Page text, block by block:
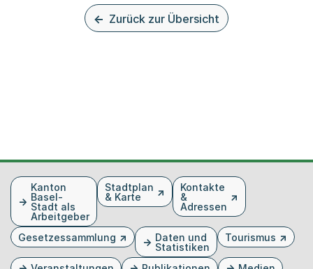
Zurück zur Übersicht
FusszeileKanton
Basel-
Stadt als
Arbeitgeber
Stadtplan
& Karte
Kontakte
&
Adressen
Gesetzessammlung
Daten und
Statistiken
Tourismus